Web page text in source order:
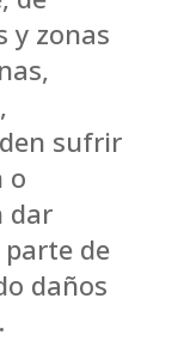
y zonas
sufrir
o
dar
de
daños